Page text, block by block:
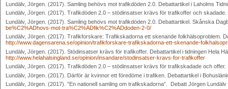
Lundälv, Jörgen. (2017). Samling behövs mot trafikdöden 2.0. Debattartikel i Laholms
Lundälv, Jörgen. (2017). Trafikdöden 2.0 – stödinsatser krävs för trafikoffer och
Lundälv, Jörgen. (2017). Samling behövs mot trafikdöden 2.0. Debattartikel. Skånska
be%C2%ADhovs-mot-tra%C2%ADfik%C2%ADdoden-2-0/
Lundälv, Jörgen. (2017). Trafikforskare: Trafikskadorna ett skenande folkhälsoproblem.
http://www.dagensarena.se/opinion/trafikforskare-trafikskadorna-ett-skenande-
Lundälv, Jörgen. (2017). Stödinsatser krävs för trafikoffer. Debattartikel i tidningen Hela
http://www.helahalsingland.se/opinion/insandare/stodinsatser-kravs-for-trafikoffer
Lundälv, Jörgen. (2017). Trafikdöden 2.0 – stödinsatser krävs för trafikskadade och
Lundälv, Jörgen. (2017). Därför är kvinnor ett föredöme i trafiken. Debattartikel i
Lundälv, Jörgen. (2017). ”En nationell samling om trafikskadorna”. Debatt Jörgen